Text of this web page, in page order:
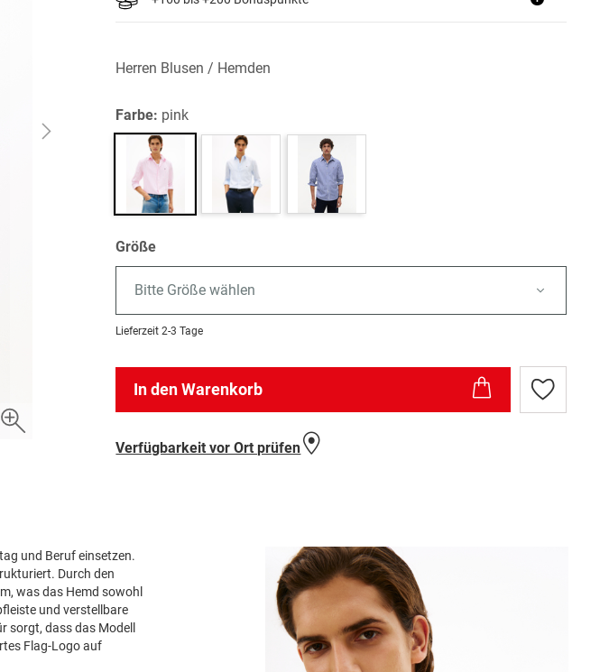
Herren Blusen / Hemden
Farbe: pink
Größe
Bitte Größe wählen
Lieferzeit 2-3 Tage
In den Warenkorb
Zur
Wunschliste
Verfügbarkeit vor Ort prüfen
und Beruf einsetzen.
Durch den
was das Hemd sowohl
und verstellbare
sorgt, dass das Modell
Flag-Logo auf